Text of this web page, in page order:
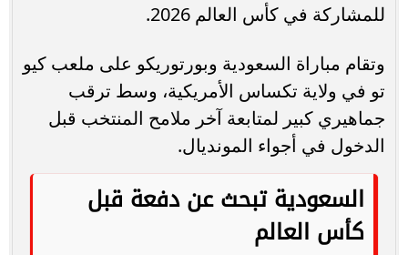
للمشاركة في كأس العالم 2026.
وتقام مباراة السعودية وبورتوريكو على ملعب كيو
تو في ولاية تكساس الأمريكية، وسط ترقب
جماهيري كبير لمتابعة آخر ملامح المنتخب قبل
الدخول في أجواء المونديال.
السعودية تبحث عن دفعة قبل
كأس العالم